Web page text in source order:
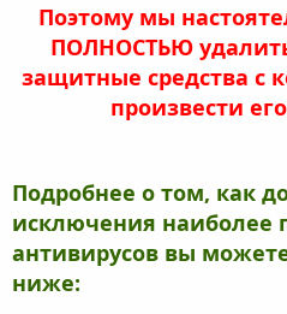
Поэтому мы
ПОЛНОСТЬЮ
защитные средства с
произвести
Подробнее о том, как
исключения наиболее
антивирусов вы
ниже: